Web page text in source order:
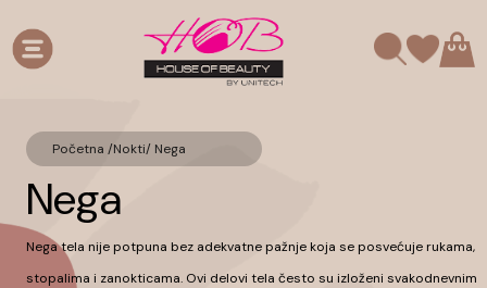
Početna /Nokti/ Nega
Nega
Negatela nijepotpuna bez adekvatnepažnjekoja seposvećujerukama,
stopalima i zanokticama. Ovi delovi tela često su izloženi svakodnevnim